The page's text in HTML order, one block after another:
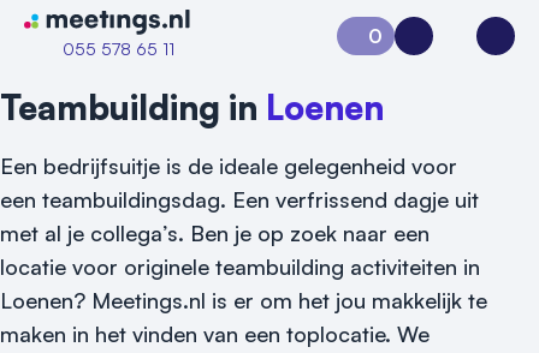
Naar home van Meetings
055 578 65 11
0
Aanvraag 0Inloggen
Teambuilding in Loenen
Een bedrijfsuitje is de ideale gelegenheid voor
een teambuildingsdag. Een verfrissend dagje uit
met al je collega’s. Ben je op zoek naar een
locatie voor originele teambuilding activiteiten in
Loenen? Meetings.nl is er om het jou makkelijk te
maken in het vinden van een toplocatie. We